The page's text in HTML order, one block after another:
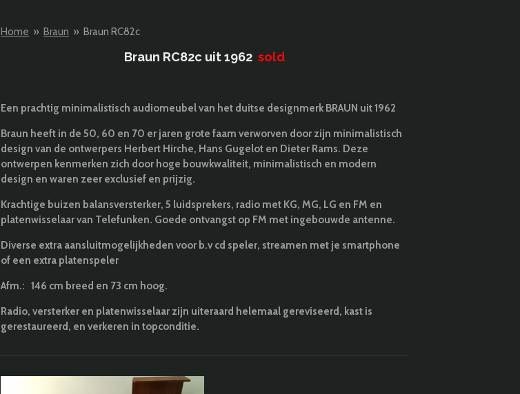
Home » Braun » Braun RC82c
Braun RC82c uit 1962 sold
Een prachtig minimalistisch audiomeubel van het duitse designmerk BRAUN uit 1962
Braun heeft in de 50, 60 en 70 er jaren grote faam verworven door zijn minimalistisch
design van de ontwerpers Herbert Hirche, Hans Gugelot en Dieter Rams. Deze
ontwerpen kenmerken zich door hoge bouwkwaliteit, minimalistisch en modern
design en waren zeer exclusief en prijzig.
Krachtige buizen balansversterker, 5 luidsprekers, radio met KG, MG, LG en FM en
platenwisselaar van Telefunken. Goede ontvangst op FM met ingebouwde antenne.
Diverse extra aansluitmogelijkheden voor b.v cd speler, streamen met je smartphone
of een extra platenspeler
Afm.:146 cm breed en 73 cm hoog.
Radio, versterker en platenwisselaar zijn uiteraard helemaal gereviseerd, kast is
gerestaureerd, en verkeren in topconditie.